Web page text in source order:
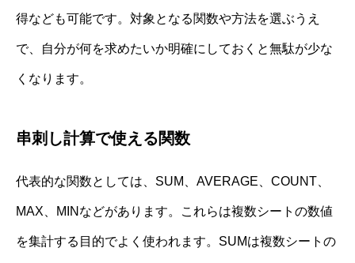
得なども可能です。対象となる関数や方法を選ぶうえ
で、自分が何を求めたいか明確にしておくと無駄が少な
くなります。
串刺し計算で使える関数
代表的な関数としては、SUM、AVERAGE、COUNT、
MAX、MINなどがあります。これらは複数シートの数値
を集計する目的でよく使われます。SUMは複数シートの